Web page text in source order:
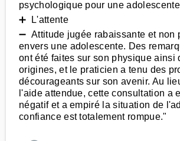
psychologique pour une
➕ L'attente
➖ Attitude jugée rabaissante et non
envers une adolescente. Des
ont été faites sur son physique ainsi
origines, et le praticien a tenu des
décourageants sur son avenir. Au
l'aide attendue, cette consultation a
négatif et a empiré la situation de
confiance est totalement rompue."